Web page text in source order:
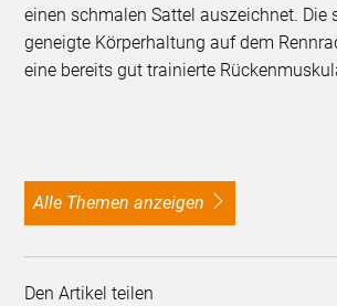
einen schmalen Sattel auszeichnet. Die
geneigte Körperhaltung auf dem
eine bereits gut trainierte
alle Themen anzeigen
Den Artikel teilen